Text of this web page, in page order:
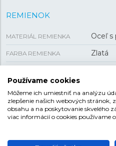
REMIENOK
MATERIÁL REMIENKA Oceľ s
FARBA REMIENKA Zlatá
Používame cookies
Môžeme ich umiestniť na analýzu
zlepšenie našich webových stránok,
obsahu a na poskytovanie skvelého
viac informácií o cookies používame